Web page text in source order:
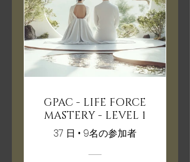
GPAC - LIFE FORCE
MASTERY - LEVEL 1
37 日 • 9名の参加者